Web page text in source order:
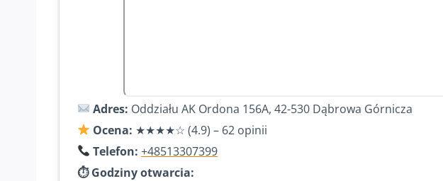
Adres: Oddziału AK Ordona 156A, 42-530 Dąbrowa Górnicza
Ocena: ★★★★☆ (4.9) – 62 opinii
Telefon: +48513307399
⏱ Godziny otwarcia: